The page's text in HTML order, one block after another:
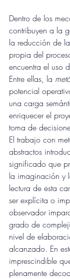
Dentro de los
contribuyen a la
la reducción de
propia del
encuentra el uso
Entre ellas, la
potencial
una carga
enriquecer el
toma de
El trabajo con
abstractos
significado que
la imaginación y
lectura de esta
ser explícita o
observador
grado de
nivel de
alcanzado. En
imprescindible
plenamente